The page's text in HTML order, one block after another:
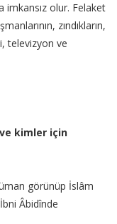
olur. Felaket
zındıkların,
televizyon ve
kimler için
görünüp İslâm
Âbidînde